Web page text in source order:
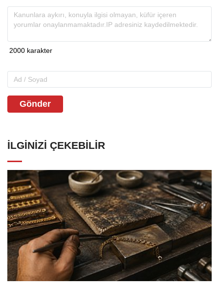
Gönder
İLGINIZI ÇEKEBILIR